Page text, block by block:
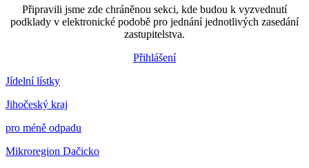
Připravili jsme zde chráněnou sekci, kde budou k vyzvednutí
podklady v elektronické podobě pro jednání jednotlivých zasedání
zastupitelstva.
Přihlášení
Jídelní lístky
Jihočeský kraj
pro méně odpadu
Mikroregion Dačicko